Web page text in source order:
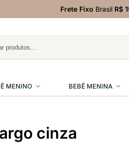
Frete Fixo Brasil R$
MENINO BEBÊ MENINA
cinza